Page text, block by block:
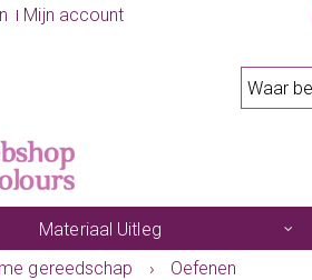
Mijn account
Materiaal Uitleg
gereedschap › Oefenen